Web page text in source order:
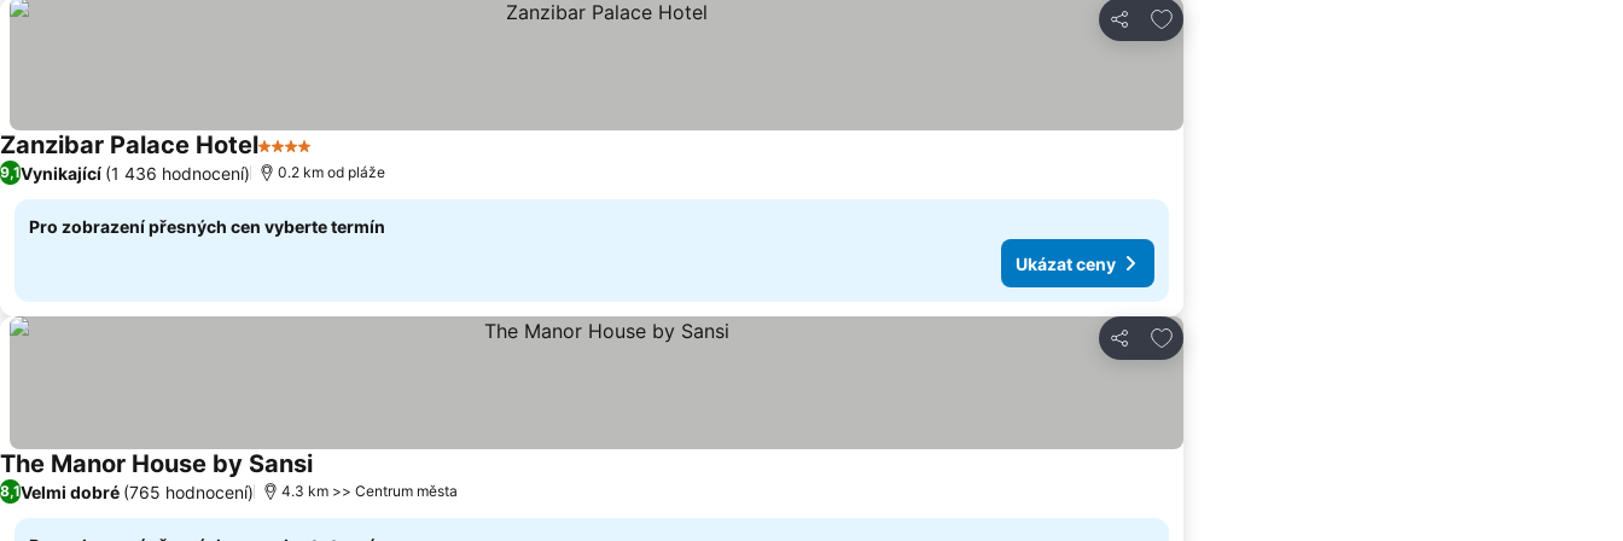
Sdílet
Přidat na seznam oblíbených hotelů
Zanzibar Palace Hotel4 Počet hvězdiček
9,1Vynikající (1 436 hodnocení) 0.2 km od pláže
Pro zobrazení přesných cen vyberte termín
Ukázat ceny
Sdílet
Přidat na seznam oblíbených hotelů
The Manor House by SansiUkázat ceny
8,1Velmi dobré (765 hodnocení) 4.3 km >> Centrum města